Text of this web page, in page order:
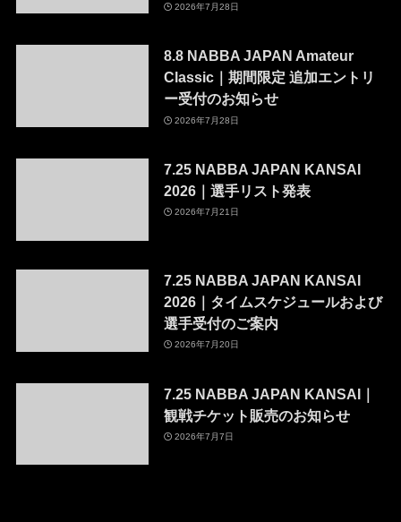
2026年7月28日
8.8 NABBA JAPAN Amateur
Classic｜期間限定 追加エントリ
ー受付のお知らせ
2026年7月28日
7.25 NABBA JAPAN KANSAI
2026｜選手リスト発表
2026年7月21日
7.25 NABBA JAPAN KANSAI
2026｜タイムスケジュールおよび
選手受付のご案内
2026年7月20日
7.25 NABBA JAPAN KANSAI｜
観戦チケット販売のお知らせ
2026年7月7日